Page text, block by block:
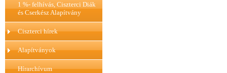
1 %- felhívás, Ciszterci Diák
és Cserkész Alapítvány
Ciszterci hírek
Alapítványok
Hírarchívum